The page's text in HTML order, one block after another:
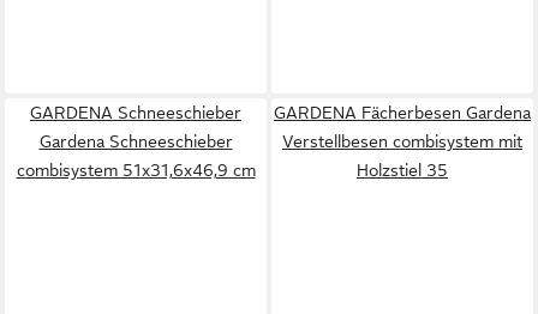
GARDENA Schneeschieber
Gardena Schneeschieber
combisystem 51x31,6x46,9 cm
GARDENA Fächerbesen Gardena
Verstellbesen combisystem mit
Holzstiel 35